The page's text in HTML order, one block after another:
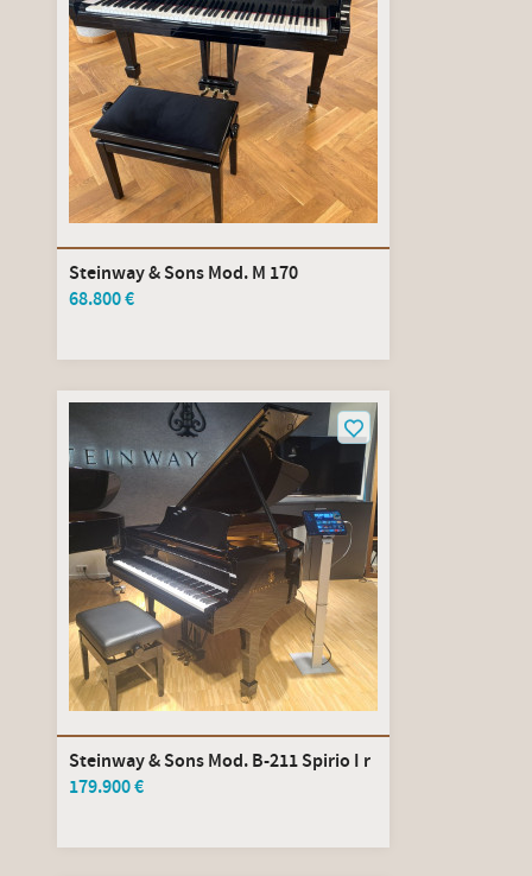
Steinway & Sons Mod. M 170
68.800 €
Steinway & Sons Mod. B-211 Spirio I r
179.900 €